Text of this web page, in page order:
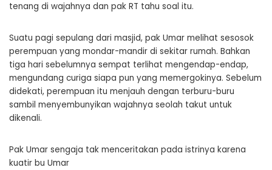
tenang di wajahnya dan pak RT tahu soal itu.
Suatu pagi sepulang dari masjid, pak Umar melihat sesosok
perempuan yang mondar-mandir di sekitar rumah. Bahkan
tiga hari sebelumnya sempat terlihat mengendap-endap,
mengundang curiga siapa pun yang memergokinya. Sebelum
didekati, perempuan itu menjauh dengan terburu-buru
sambil menyembunyikan wajahnya seolah takut untuk
dikenali.
Pak Umar sengaja tak menceritakan pada istrinya karena
kuatir bu Umar